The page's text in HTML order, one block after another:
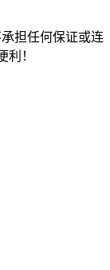
担任何保证或连
利！